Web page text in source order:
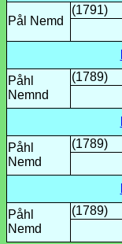
Pål Nemd
(1791)
Påhl
Nemnd
(1789)
Påhl
Nemd
(1789)
Påhl
Nemd
(1789)